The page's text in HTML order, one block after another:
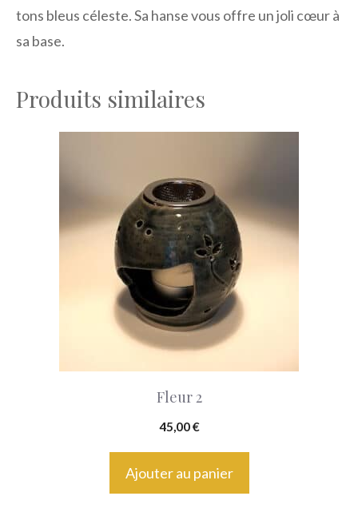
tons bleus céleste. Sa hanse vous offre un joli cœur à
sa base.
Produits similaires
Fleur 2
45,00€
Ajouter au panier